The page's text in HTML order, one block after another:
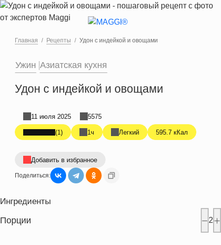
Перейти к основному содержанию
Главная Рецепты Удон с индейкой и овощами
Ужин Азиатская кухня
Удон с индейкой и овощами
(1) 1ч Легкий 595.7 кКал
11 июля 2025 5575
Добавить в избранное
Поделиться:
Ингредиенты
Порции 2